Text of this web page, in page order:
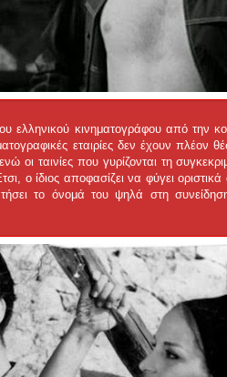
ελληνικού κινηματογράφου από την
εταιρίες δεν έχουν πλέον
ταινίες που γυρίζονται τη
ο ίδιος αποφασίζει να φύγει
το όνομά του ψηλά στη